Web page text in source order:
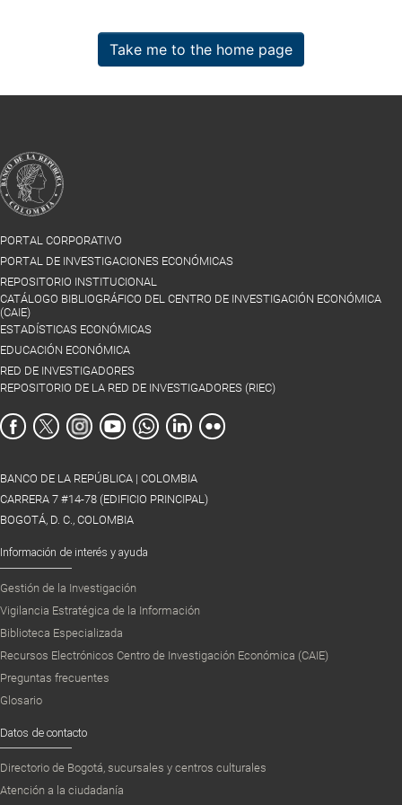
Take me to the home page
PORTAL CORPORATIVO
PORTAL DE INVESTIGACIONES ECONÓMICAS
REPOSITORIO INSTITUCIONAL
CATÁLOGO BIBLIOGRÁFICO DEL CENTRO DE INVESTIGACIÓN ECONÓMICA
(CAIE)
ESTADÍSTICAS ECONÓMICAS
EDUCACIÓN ECONÓMICA
RED DE INVESTIGADORES
REPOSITORIO DE LA RED DE INVESTIGADORES (RIEC)
BANCO DE LA REPÚBLICA | COLOMBIA
CARRERA 7 #14-78 (EDIFICIO PRINCIPAL)
BOGOTÁ, D. C., COLOMBIA
Información de interés y ayuda
Gestión de la Investigación
Vigilancia Estratégica de la Información
Biblioteca Especializada
Recursos Electrónicos Centro de Investigación Económica (CAIE)
Preguntas frecuentes
Glosario
Datos de contacto
Directorio de Bogotá, sucursales y centros culturales
Atención a la ciudadanía